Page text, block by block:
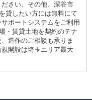
さい。その他、深谷市
貸したい方には無料にて
ポートシステムをご利用
・賃貸土地を契約のテナ
造作のご相談も承りま
開設は埼玉エリア最大